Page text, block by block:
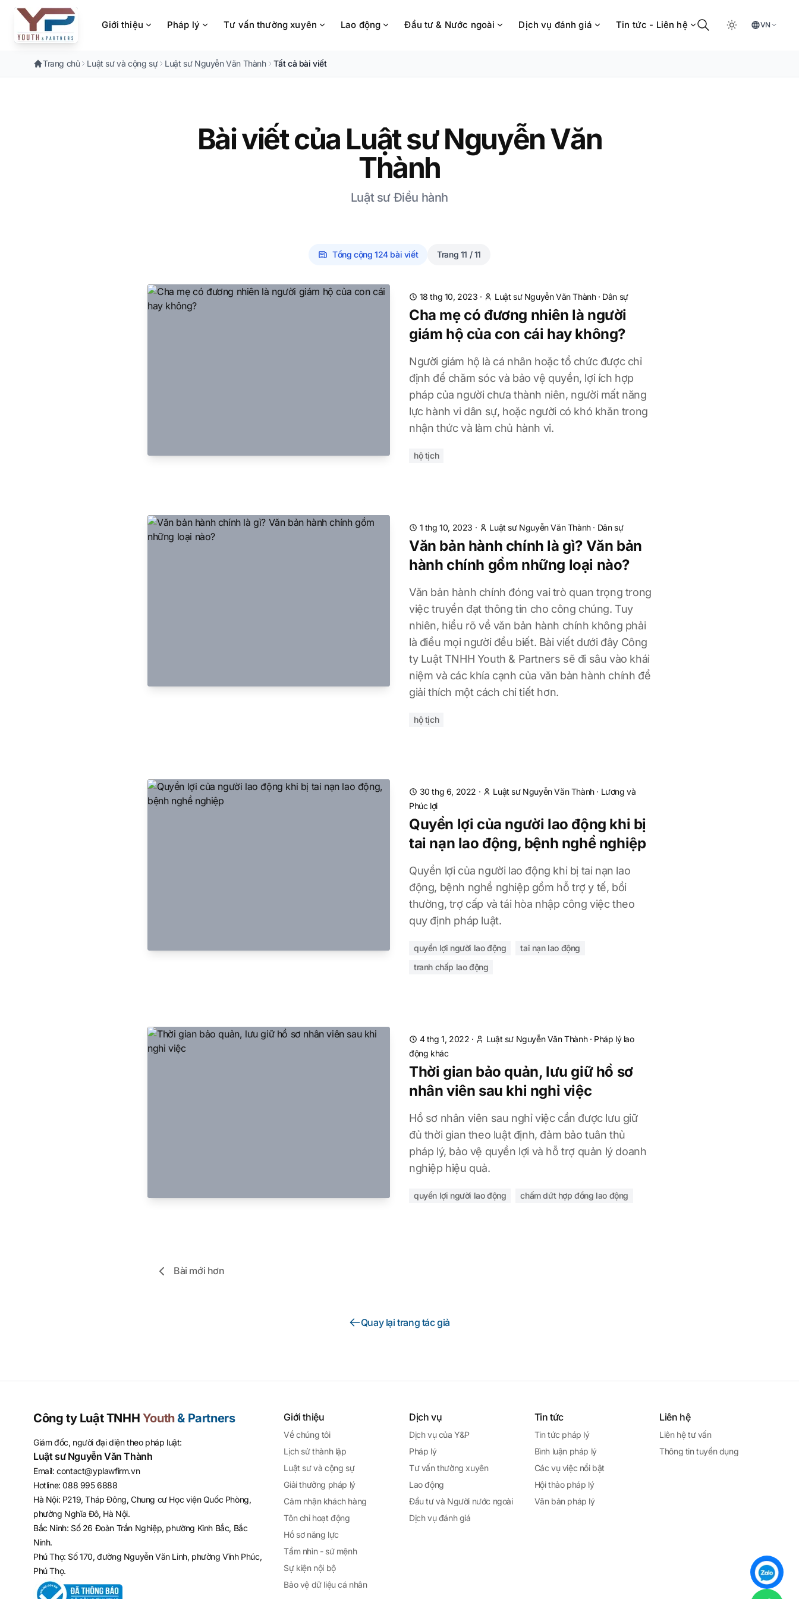
Chuyển đến nội dung chính
Giới thiệu Pháp lý Tư vấn thường xuyên Lao động Đầu tư & Nước ngoài Dịch vụ đánh giá Tin tức - Liên hệ VN
Trang chủ Luật sư và cộng sự Luật sư Nguyễn Văn Thành Tất cả bài viết
Bài viết của Luật sư Nguyễn Văn
Thành
Luật sư Điều hành
Tổng cộng 124 bài viết Trang 11 / 11
18 thg 10, 2023 · Luật sư Nguyễn Văn Thành· Dân sự
Cha mẹ có đương nhiên là người
giám hộ của con cái hay không?
Người giám hộ là cá nhân hoặc tổ chức được chỉ
định để chăm sóc và bảo vệ quyền, lợi ích hợp
pháp của người chưa thành niên, người mất năng
lực hành vi dân sự, hoặc người có khó khăn trong
nhận thức và làm chủ hành vi.
hộ tịch
1 thg 10, 2023 · Luật sư Nguyễn Văn Thành· Dân sự
Văn bản hành chính là gì? Văn bản
hành chính gồm những loại nào?
Văn bản hành chính đóng vai trò quan trọng trong
việc truyền đạt thông tin cho công chúng. Tuy
nhiên, hiểu rõ về văn bản hành chính không phải
là điều mọi người đều biết. Bài viết dưới đây Công
ty Luật TNHH Youth & Partners sẽ đi sâu vào khái
niệm và các khía cạnh của văn bản hành chính để
giải thích một cách chi tiết hơn.
hộ tịch
30 thg 6, 2022 · Luật sư Nguyễn Văn Thành· Lương và
Phúc lợi
Quyền lợi của người lao động khi bị
tai nạn lao động, bệnh nghề nghiệp
Quyền lợi của người lao động khi bị tai nạn lao
động, bệnh nghề nghiệp gồm hỗ trợ y tế, bồi
thường, trợ cấp và tái hòa nhập công việc theo
quy định pháp luật.
quyền lợi người lao động
tai nạn lao động
tranh chấp lao động
4 thg 1, 2022 · Luật sư Nguyễn Văn Thành· Pháp lý lao
động khác
Thời gian bảo quản, lưu giữ hồ sơ
nhân viên sau khi nghỉ việc
Hồ sơ nhân viên sau nghỉ việc cần được lưu giữ
đủ thời gian theo luật định, đảm bảo tuân thủ
pháp lý, bảo vệ quyền lợi và hỗ trợ quản lý doanh
nghiệp hiệu quả.
quyền lợi người lao động chấm dứt hợp đồng lao động
Bài mới hơn
Quay lại trang tác giả
Công ty Luật TNHH Youth& Partners
Giám đốc, người đại diện theo pháp luật:
Luật sư Nguyễn Văn Thành
Email:contact@yplawfirm.vn
Hotline:088 995 6888
Hà Nội: P219, Tháp Đông, Chung cư Học viện Quốc Phòng,
phường Nghĩa Đô, Hà Nội.
Bắc Ninh: Số 26 Đoàn Trần Nghiệp, phường Kinh Bắc, Bắc
Ninh.
Phú Thọ: Số 170, đường Nguyễn Văn Linh, phường Vĩnh Phúc,
Phú Thọ.
Giới thiệu
Về chúng tôi
Lịch sử thành lập
Luật sư và cộng sự
Giải thưởng pháp lý
Cảm nhận khách hàng
Tôn chỉ hoạt động
Hồ sơ năng lực
Tầm nhìn - sứ mệnh
Sự kiện nội bộ
Bảo vệ dữ liệu cá nhân
Dịch vụ
Dịch vụ của Y&P
Pháp lý
Tư vấn thường xuyên
Lao động
Đầu tư và Người nước ngoài
Dịch vụ đánh giá
Tin tức
Tin tức pháp lý
Bình luận pháp lý
Các vụ việc nổi bật
Hội thảo pháp lý
Văn bản pháp lý
Liên hệ
Liên hệ tư vấn
Thông tin tuyển dụng